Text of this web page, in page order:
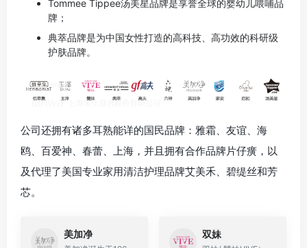
Tommee Tippee汤美星品牌是享誉全球的婴幼儿喂哺品
牌；
典萃品牌是为中国女性打造的高科技、高功效的科研级
护肤品牌。
公司还拥有诸多耳熟能详的国民品牌：雅霜、友谊、海
鸥、百爱神、春蕾、上海，并且拥有合作品牌片仔癀，以
及代理了美国专业家用清洁护理品牌艾美禾、碧缇丝和芳
芯。
美加净 双妹